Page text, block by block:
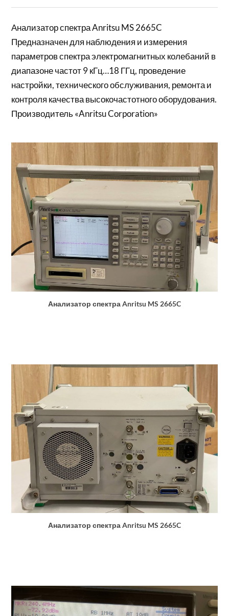
Анализатор спектра Anritsu MS 2665C
Предназначен для наблюдения и измерения
параметров спектра электромагнитных колебаний в
диапазоне частот 9 кГц…18 ГГц, проведение
настройки, технического обслуживания, ремонта и
контроля качества высокочастотного оборудования.
Производитель «Anritsu Corporation»
Анализатор спектра Anritsu MS 2665C
Анализатор спектра Anritsu MS 2665C